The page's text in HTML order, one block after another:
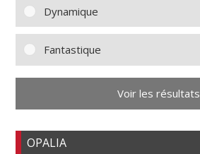
Dynamique
Fantastique
Voir les résultats
OPALIA